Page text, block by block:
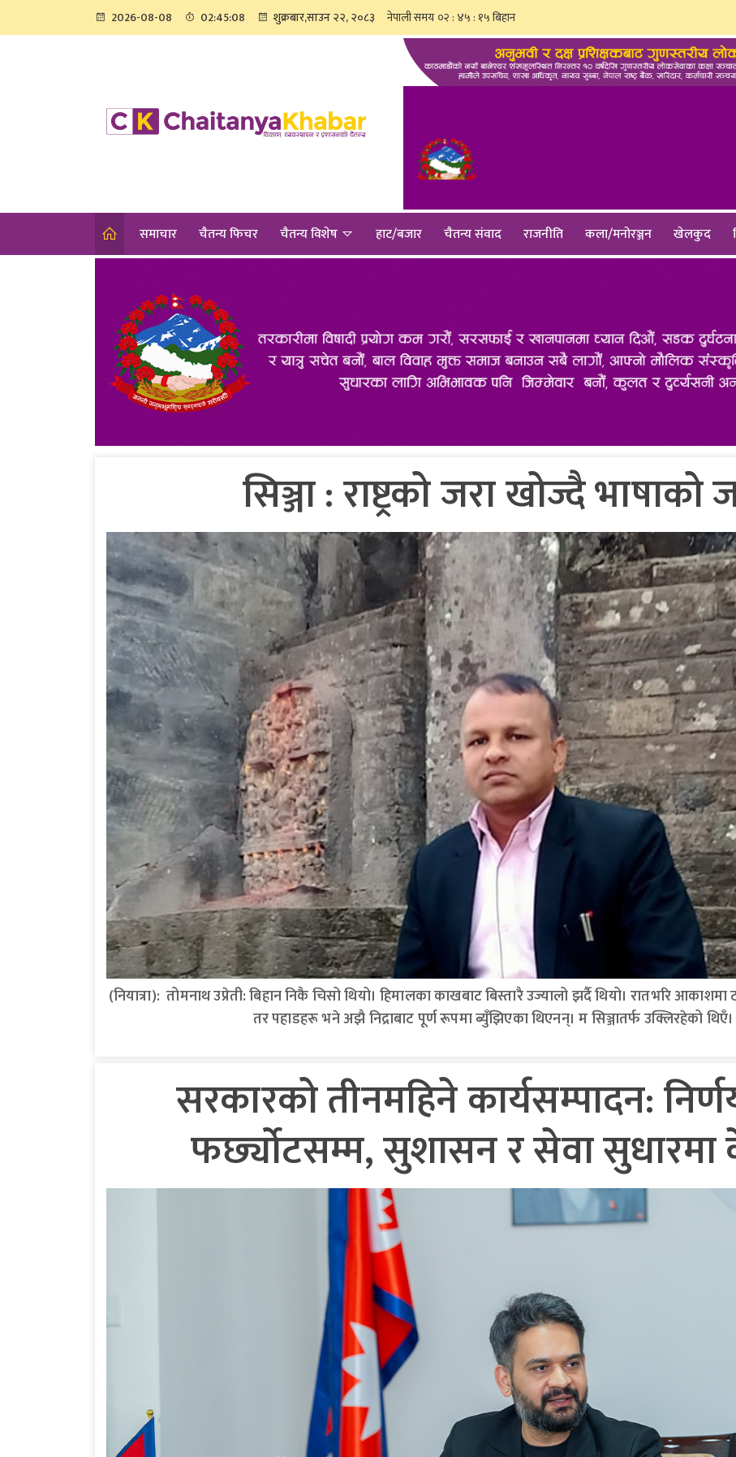
2026-08-08 02:45:08 शुक्रबार,साउन २२, २०८३
समाचार चैतन्य फिचर चैतन्य विशेष हाट/बजार चैतन्य संवाद राजनीति कला/मनोरञ्जन खेलकुद
सिञ्जा : राष्ट्रको जरा खोज्दै भाषाको
(नियात्रा): तोमनाथ उप्रेती: बिहान निकै चिसो थियो। हिमालका काखबाट बिस्तारै उज्यालो झर्दै थियो। रातभरि
तर पहाडहरू भने अझै निद्राबाट पूर्ण रूपमा ब्युँझिएका थिएनन्। म सिञ्जातर्फ उक्लिरहेको थिएँ।
सरकारको तीनमहिने कार्यसम्पादन:
फर्छ्योटसम्म, सुशासन र सेवा सुधारमा